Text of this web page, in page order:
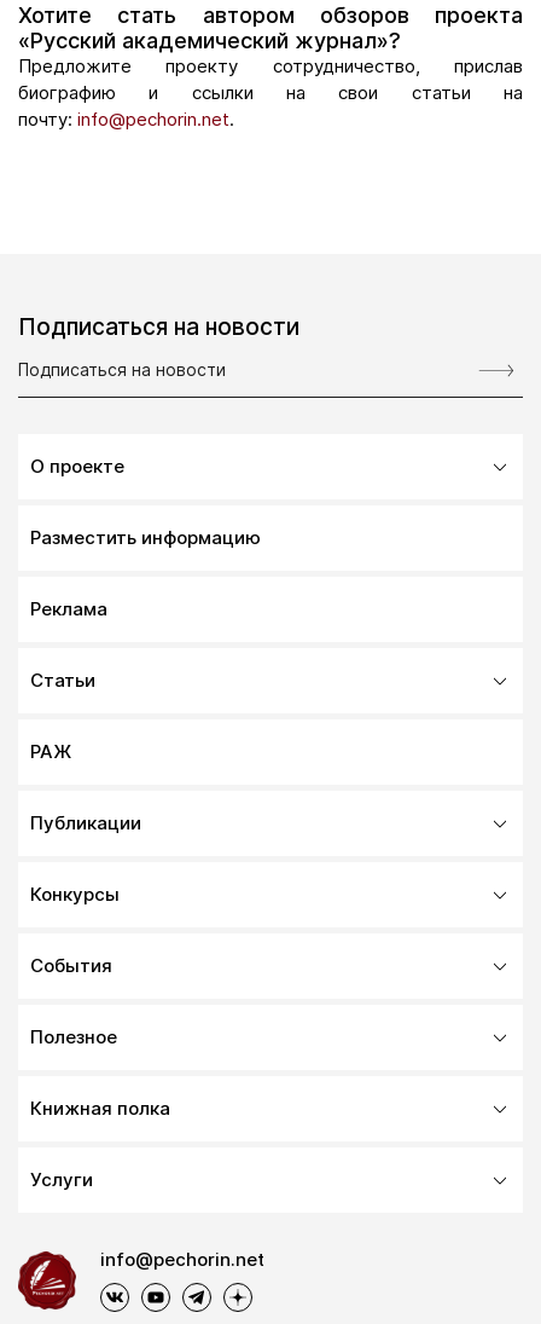
Хотите стать автором обзоров проекта
«Русский академический журнал»?
Предложите проекту сотрудничество, прислав
биографию и ссылки на свои статьи на
почту: info@pechorin.net.
Подписаться на новости
О проекте
Разместить информацию
Реклама
Статьи
РАЖ
Публикации
Конкурсы
События
Полезное
Книжная полка
Услуги
info@pechorin.net